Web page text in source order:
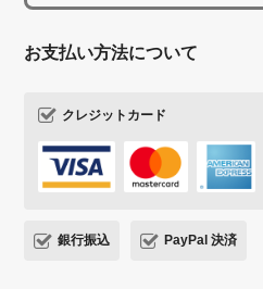
お支払い方法について
クレジットカード
銀行振込 PayPal 決済